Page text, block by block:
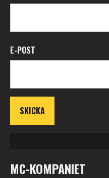
E-POST
MC-KOMPANIET